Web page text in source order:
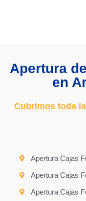
Apertura
en
Cubrimos toda
Apertura Cajas
Apertura Cajas
Apertura Cajas